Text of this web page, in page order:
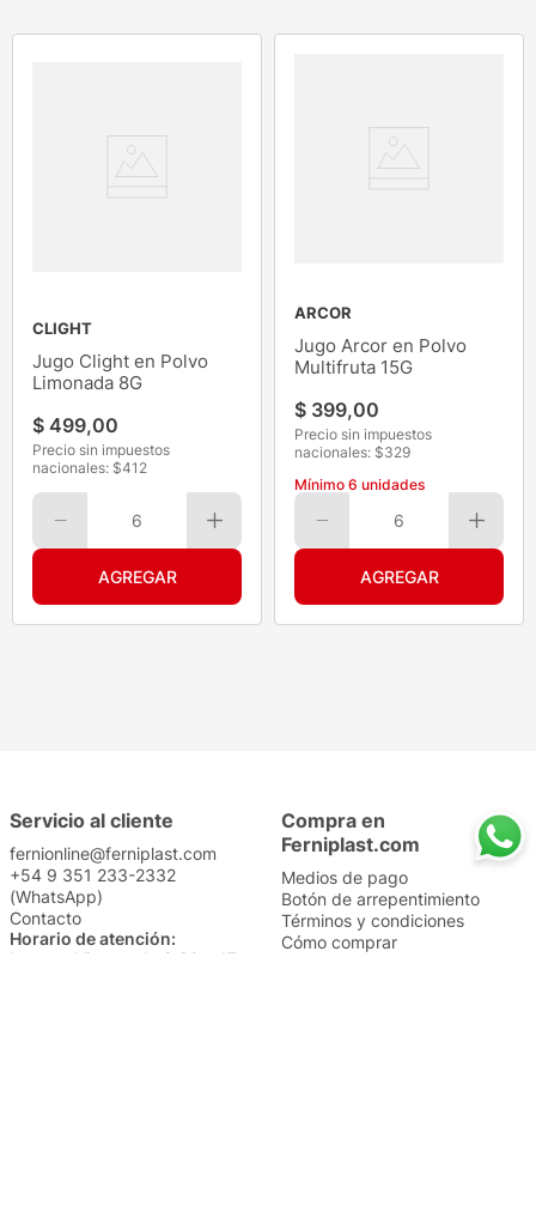
CLIGHT
Jugo Clight en Polvo
Limonada 8G
$ 499,00
Precio sin impuestos
nacionales: $412
6
ARCOR
Jugo Arcor en Polvo
Multifruta 15G
$ 399,00
Precio sin impuestos
nacionales: $329
Mínimo 6 unidades
6
Servicio al cliente
fernionline@ferniplast.com
+54 9 351 233-2332
(WhatsApp)
Contacto
Horario de atención:
Lunes a Viernes de 8:30 a 17
Compra en
Ferniplast.com
Medios de pago
Botón de arrepentimiento
Términos y condiciones
Cómo comprar